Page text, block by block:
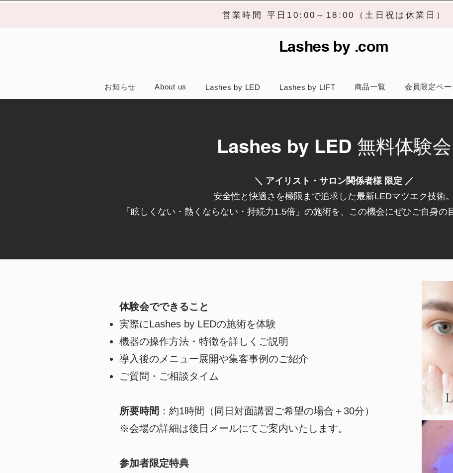
営業時間 平日10:00～18:00（土日祝は休業日）
Lashes by .com
お知らせ About us Lashes by LED Lashes by LIFT 商品一覧 会員限定ペー
Lashes by LED 無料体験会
＼ アイリスト・サロン関係者様 限定 ／
安全性と快適さを極限まで追求した最新LEDマツエク技術。
「眩しくない・熱くならない・持続力1.5倍」の施術を、この機会にぜひご自身の
体験会でできること​
実際にLashes by LEDの施術を体験
機器の操作方法・特徴を詳しくご説明
導入後のメニュー展開や集客事例のご紹介
ご質問・ご相談タイム
所要時間 ：約1時間（同日対面講習ご希望の場合＋30分）
※会場の詳細は後日メールにてご案内いたします。
参加者限定特典